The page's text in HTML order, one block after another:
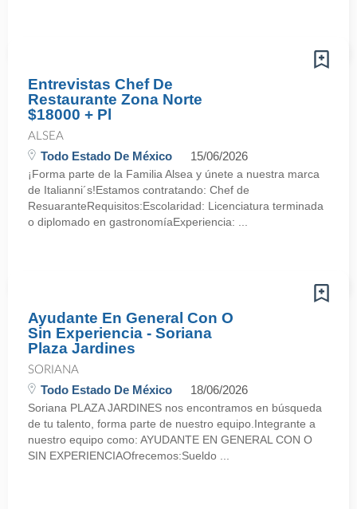
Entrevistas Chef De
Restaurante Zona Norte
$18000 + Pl
ALSEA
Todo Estado De México 15/06/2026
¡Forma parte de la Familia Alsea y únete a nuestra marca
de Italianni´s!Estamos contratando: Chef de
ResuaranteRequisitos:Escolaridad: Licenciatura terminada
o diplomado en gastronomíaExperiencia: ...
Ayudante En General Con O
Sin Experiencia - Soriana
Plaza Jardines
SORIANA
Todo Estado De México 18/06/2026
Soriana PLAZA JARDINES nos encontramos en búsqueda
de tu talento, forma parte de nuestro equipo.Integrante a
nuestro equipo como: AYUDANTE EN GENERAL CON O
SIN EXPERIENCIAOfrecemos:Sueldo ...